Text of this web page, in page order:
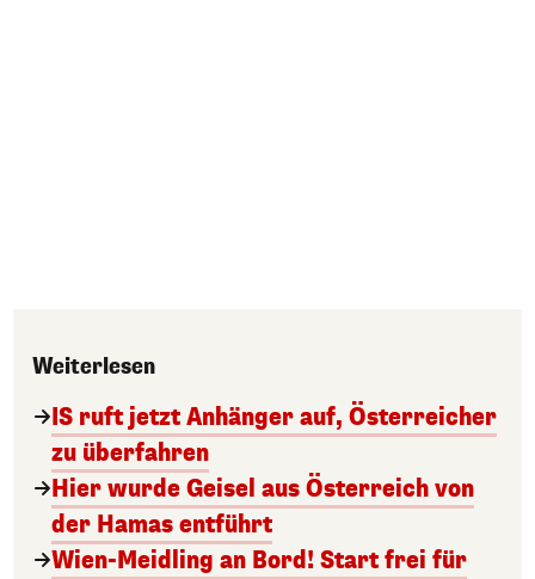
Weiterlesen
IS ruft jetzt Anhänger auf, Österreicher
zu überfahren
Hier wurde Geisel aus Österreich von
der Hamas entführt
Wien-Meidling an Bord! Start frei für